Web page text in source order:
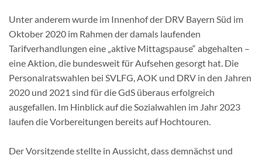
Unter anderem wurde im Innenhof der DRV Bayern Süd im
Oktober 2020 im Rahmen der damals laufenden
Tarifverhandlungen eine „aktive Mittagspause“ abgehalten –
eine Aktion, die bundesweit für Aufsehen gesorgt hat. Die
Personalratswahlen bei SVLFG, AOK und DRV in den Jahren
2020 und 2021 sind für die GdS überaus erfolgreich
ausgefallen. Im Hinblick auf die Sozialwahlen im Jahr 2023
laufen die Vorbereitungen bereits auf Hochtouren.
Der Vorsitzende stellte in Aussicht, dass demnächst und